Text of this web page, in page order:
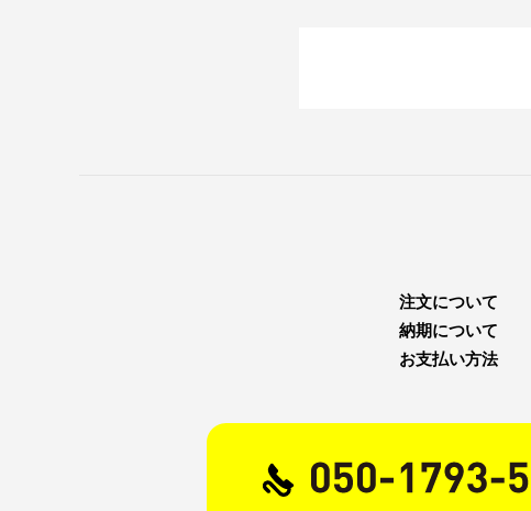
注文について
納期について
お支払い方法